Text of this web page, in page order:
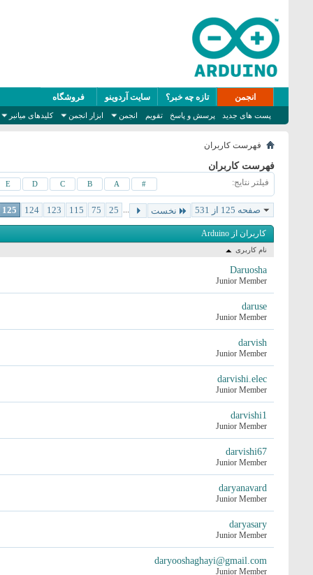
انجمن
پست های جدید پرسش و پاسخ تقویم انجمن ابزار انجمن کلیدهای میانبر
تازه چه خبر؟ سایت آردوینو فروشگاه
فهرست کاربران
فهرست کاربران
فیلتر نتایج #
A
B
C
D
E
صفحه 125 از 531 نخست ...
25
75
115
123
124
125
کاربران از Arduino
نام کاربری
Daruosha
Junior Member
daruse
Junior Member
darvish
Junior Member
darvishi.elec
Junior Member
darvishi1
Junior Member
darvishi67
Junior Member
daryanavard
Junior Member
daryasary
Junior Member
daryooshaghayi@gmail.com
Junior Member